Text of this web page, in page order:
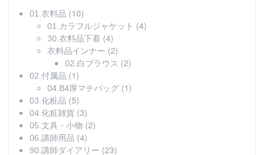
01.衣料品 (10)
01.カラフルジャケット (4)
30.衣料品下着 (4)
衣料品インナー (2)
02.白ブラウス (2)
02.付属品 (1)
04.B4厚マチバッグ (1)
03.化粧品 (5)
04.化粧雑貨 (3)
05.文具・小物 (2)
06.講師用品 (4)
90.講師ダイアリー (23)